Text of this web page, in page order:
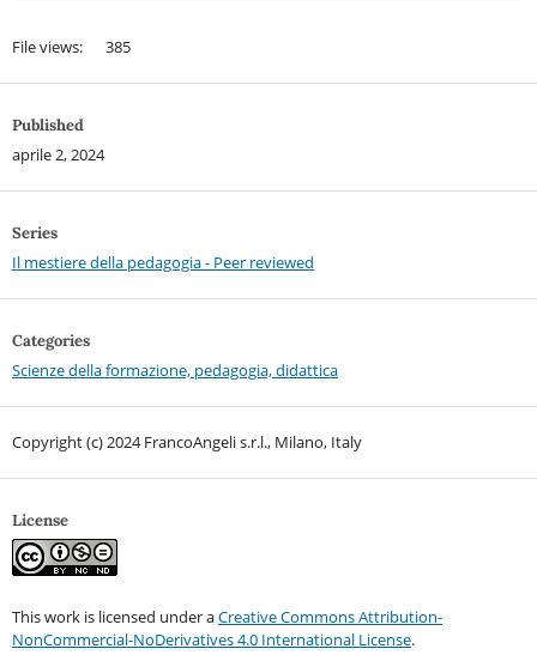
File views: 385
Published
aprile 2, 2024
Series
Il mestiere della pedagogia - Peer reviewed
Categories
Scienze della formazione, pedagogia, didattica
Copyright (c) 2024 FrancoAngeli s.r.l., Milano, Italy
License
This work is licensed under aCreative Commons Attribution-
NonCommercial-NoDerivatives 4.0 International License.